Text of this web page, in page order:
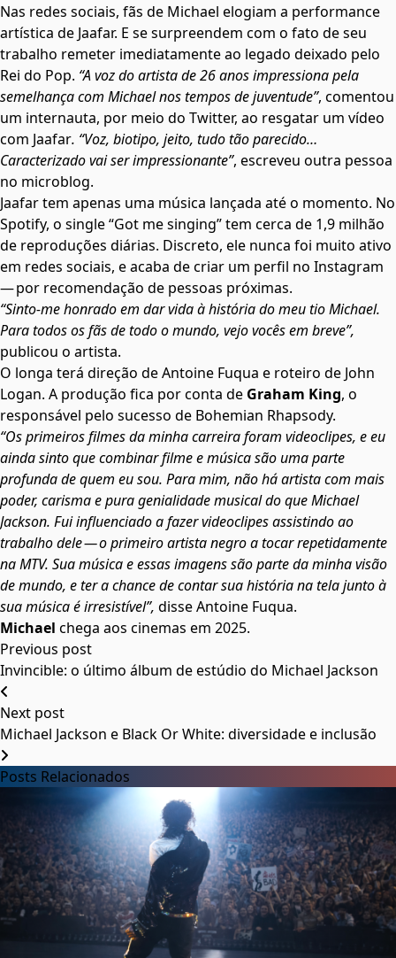
Nas redes sociais, fãs de Michael elogiam a performance
artística de Jaafar. E se surpreendem com o fato de seu
trabalho remeter imediatamente ao legado deixado pelo
Rei do Pop. “A voz do artista de 26 anos impressiona pela
semelhança com Michael nos tempos de juventude”, comentou
um internauta, por meio do Twitter, ao resgatar um vídeo
com Jaafar. “Voz, biotipo, jeito, tudo tão parecido…
Caracterizado vai ser impressionante”, escreveu outra pessoa
no microblog.
Jaafar tem apenas uma música lançada até o momento. No
Spotify, o single “Got me singing” tem cerca de 1,9 milhão
de reproduções diárias. Discreto, ele nunca foi muito ativo
em redes sociais, e acaba de criar um perfil no Instagram
— por recomendação de pessoas próximas.
“Sinto-me honrado em dar vida à história do meu tio Michael.
Para todos os fãs de todo o mundo, vejo vocês em breve”,
publicou o artista.
O longa terá direção de Antoine Fuqua e roteiro de John
Logan. A produção fica por conta de Graham King, o
responsável pelo sucesso de Bohemian Rhapsody.
“Os primeiros filmes da minha carreira foram videoclipes, e eu
ainda sinto que combinar filme e música são uma parte
profunda de quem eu sou. Para mim, não há artista com mais
poder, carisma e pura genialidade musical do que Michael
Jackson. Fui influenciado a fazer videoclipes assistindo ao
trabalho dele — o primeiro artista negro a tocar repetidamente
na MTV. Sua música e essas imagens são parte da minha visão
de mundo, e ter a chance de contar sua história na tela junto à
sua música é irresistível”, disse Antoine Fuqua.
Michael chega aos cinemas em 2025.
Previous post
Invincible: o último álbum de estúdio do Michael Jackson
Next post
Michael Jackson e Black Or White: diversidade e inclusão
Posts Relacionados